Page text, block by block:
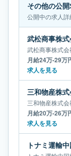
その他の公
公開中の求人詳
武松商事株式会
月給24万-29万
求人を見る
三和物産株式会
月給20万-26万
求人を見る